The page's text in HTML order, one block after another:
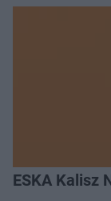
ESKA Kalisz